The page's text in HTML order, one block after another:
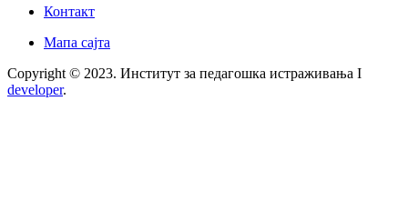
Контакт
Мапа сајта
Copyright © 2023. Институт за педагошка истраживања I
developer.